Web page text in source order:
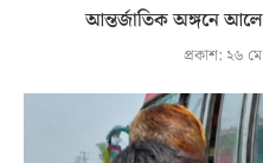
আন্তর্জাতিক অঙ্গনে
প্রকাশ: ২৬